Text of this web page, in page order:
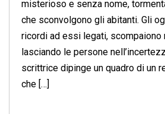
misterioso e senza nome,
che sconvolgono gli abitanti. Gli
ricordi ad essi legati, scompaiono
lasciando le persone
scrittrice dipinge un quadro di un
che […]